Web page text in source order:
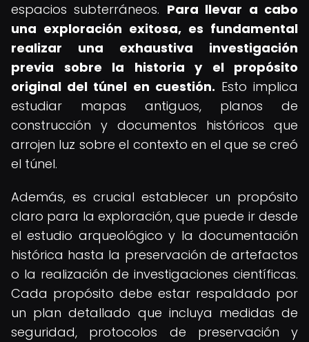
espacios subterráneos. Para llevar a cabo
una exploración exitosa, es fundamental
realizar una exhaustiva investigación
previa sobre la historia y el propósito
original del túnel en cuestión. Esto implica
estudiar mapas antiguos, planos de
construcción y documentos históricos que
arrojen luz sobre el contexto en el que se creó
el túnel.
Además, es crucial establecer un propósito
claro para la exploración, que puede ir desde
el estudio arqueológico y la documentación
histórica hasta la preservación de artefactos
o la realización de investigaciones científicas.
Cada propósito debe estar respaldado por
un plan detallado que incluya medidas de
seguridad, protocolos de preservación y